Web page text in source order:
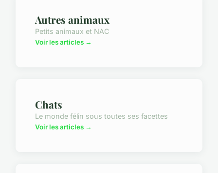
Autres animaux
Petits animaux et NAC
Voir les articles →
Chats
Le monde félin sous toutes ses facettes
Voir les articles →